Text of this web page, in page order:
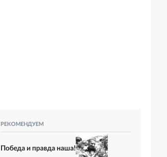
РЕКОМЕНДУЕМ
Победа и правда наша!